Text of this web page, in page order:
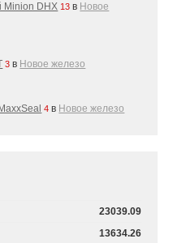
Minion DHX 13 в Новое
3 в Новое железо
4 в Новое железо
23039.09
13634.26